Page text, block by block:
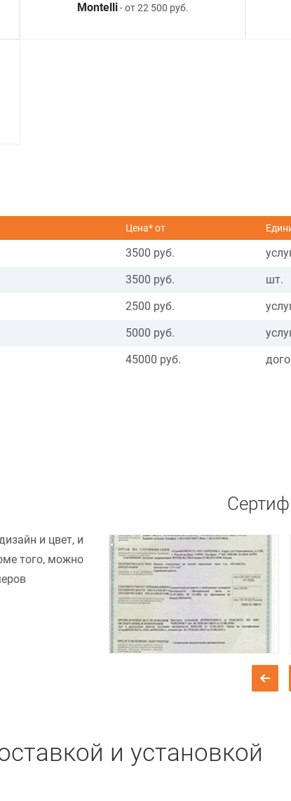
Montelli- от 22 500 руб.
Цена* от
3500 руб.
3500 руб.
шт.
2500 руб.
5000 руб.
45000 руб.
и цвет, и
того, можно
и установкой